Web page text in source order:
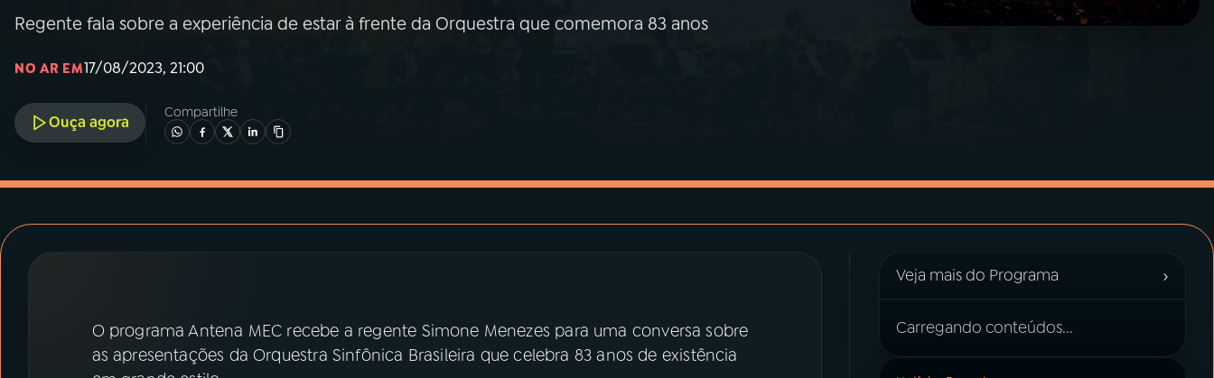
03PROGRAMAÇÃO
05PODCASTS
Regente fala sobre a experiência de estar à frente da Orquestra que comemora 83 anos
NO AR EM17/08/2023, 21:00
Ouça agora
Compartilhe
O programa Antena MEC recebe a regente Simone Menezes para uma conversa sobre
as apresentações da Orquestra Sinfônica Brasileira que celebra 83 anos de existência
Veja mais do Programa ›
Carregando conteúdos...